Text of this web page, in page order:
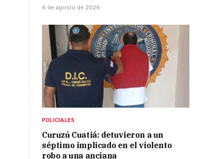
6 de agosto de 2026
POLICIALES
Curuzú Cuatiá: detuvieron a un
séptimo implicado en el violento
robo a una anciana